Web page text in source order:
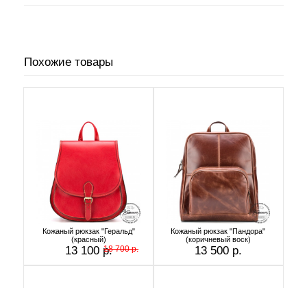
Похожие товары
Кожаный рюкзак "Геральд"
(красный)
13 100 р.18 700 р.
Кожаный рюкзак "Пандора"
(коричневый воск)
13 500 р.